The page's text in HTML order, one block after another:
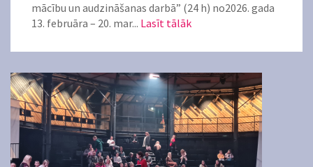
mācību un audzināšanas darbā” (24 h) no2026. gada
13. februāra – 20. mar... Lasīt tālāk